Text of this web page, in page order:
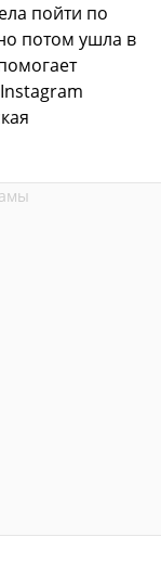
пойти по
потом ушла в